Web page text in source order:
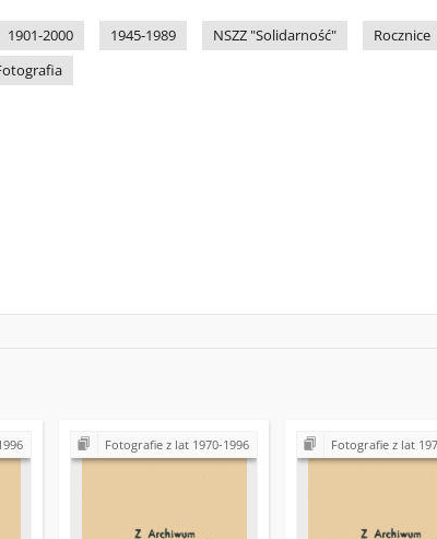
1901-2000 1945-1989 NSZZ "Solidarność"
Rocznice
Fotografie z lat 1970-1996 Fotografie z lat